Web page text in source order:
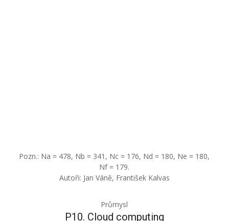
Pozn.: Na = 478, Nb = 341, Nc = 176, Nd = 180, Ne = 180,
Nf = 179.
Autoři: Jan Váně, František Kalvas
Průmysl
P10. Cloud computing